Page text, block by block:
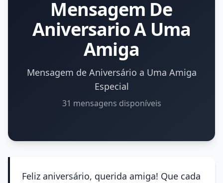
Mensagem De
Aniversario A Uma
Amiga
Mensagem de Aniversário a Uma Amiga
Especial
31 mensagens disponíveis
Feliz aniversário, querida amiga! Que cada